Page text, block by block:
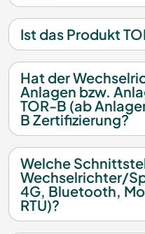
Ist das Produkt
Hat der
Anlagen bzw.
TOR-B (ab
B Zertifizierung?
Welche
Wechselrichter/
4G, Bluetooth,
RTU)?